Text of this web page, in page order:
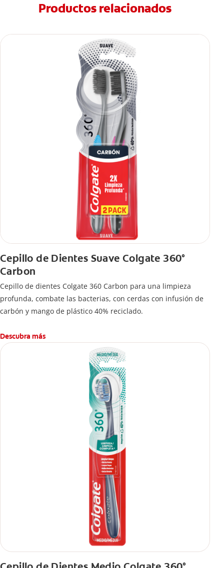
Productos relacionados
Cepillo de Dientes Suave Colgate 360°
Carbon
Cepillo de dientes Colgate 360 ​​Carbon para una limpieza
profunda, combate las bacterias, con cerdas con infusión de
carbón y mango de plástico 40% reciclado.
Descubra más